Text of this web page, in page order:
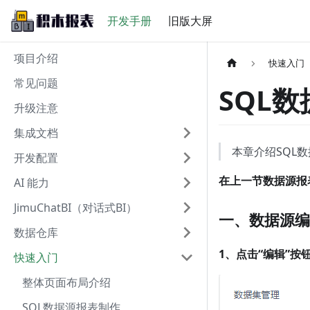
开发手册 旧版大屏
项目介绍
常见问题
升级注意
集成文档
开发配置
AI 能力
JimuChatBI（对话式BI）
数据仓库
快速入门
整体页面布局介绍
快速入门
SQL
本章介绍SQL
在上一节数据源
一、数据源
1、点击“编辑”按